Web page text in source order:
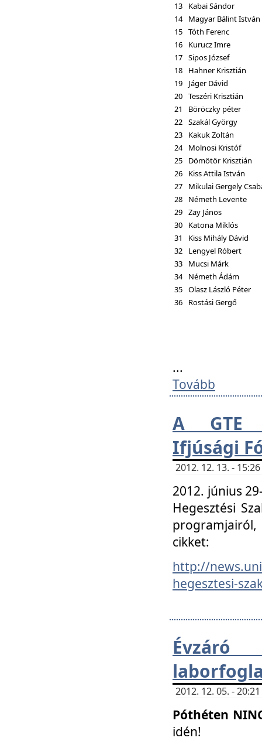
13
Kabai Sándor
14 Magyar Bálint István
15 Tóth Ferenc
16
Kurucz Imre
17 Sipos József
18
Hahner Krisztián
19
Jáger Dávid
20 Teszéri Krisztián
21
Böröczky péter
22 Szakál György
23
Kakuk Zoltán
24
Molnosi Kristóf
25
Dömötör Krisztián
26
Kiss Attila István
27
Mikulai Gergely
28
Németh Levente
29 Zay János
30
Katona Miklós
31
Kiss Mihály Dávid
32
Lengyel Róbert
33
Mucsi Márk
34
Németh Ádám
35 Olasz László Péter
36
Rostási Gergő
...
Tovább
A GTE
Ifjúsági
2012. 12. 13. -
2012. június
Hegesztési
cikket:
http://
hegesztesi-
2012. 12. 05. -
Póthéten
idén!